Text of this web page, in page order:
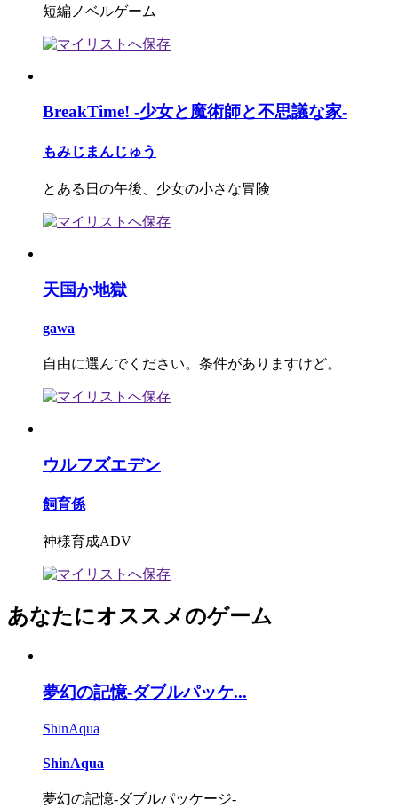
短編ノベルゲーム
BreakTime! -少女と魔術師と不思議な家-
もみじまんじゅう
とある日の午後、少女の小さな冒険
天国か地獄
gawa
自由に選んでください。条件がありますけど。
ウルフズエデン
飼育係
神様育成ADV
あなたにオススメのゲーム
夢幻の記憶-ダブルパッケ...
ShinAqua
ShinAqua
夢幻の記憶-ダブルパッケージ-